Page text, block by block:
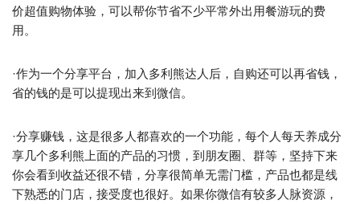
价超值购物体验，可以帮你节省不少平常外出用餐游玩的费
用。
·作为一个分享平台，加入多利熊达人后，自购还可以再省钱，
省的钱的是可以提现出来到微信。
·分享赚钱，这是很多人都喜欢的一个功能，每个人每天养成分
享几个多利熊上面的产品的习惯，到朋友圈、群等，坚持下来
你会看到收益还很不错，分享很简单无需门槛，产品也都是线
下熟悉的门店，接受度也很好。如果你微信有较多人脉资源，